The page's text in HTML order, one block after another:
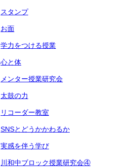
スタンプ
お面
学力をつける授業
心と体
メンター授業研究会
太鼓の力
リコーダー教室
SNSとどうかかわるか
実感を伴う学び
川和中ブロック授業研究会④